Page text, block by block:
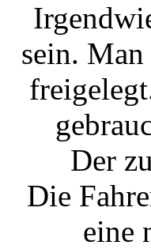
sein.
Der
Die
eine